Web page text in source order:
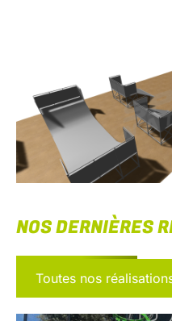
NOS DERNIÈRES
Toutes nos